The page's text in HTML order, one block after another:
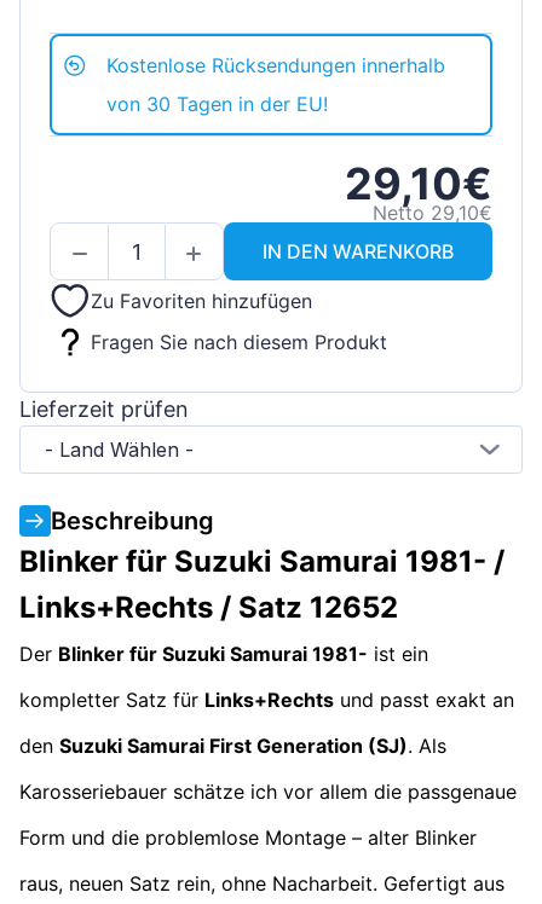
Kostenlose Rücksendungen innerhalb
von 30 Tagen in der EU!
29,10€
Netto 29,10€
IN DEN WARENKORB
Zu Favoriten hinzufügen
Fragen Sie nach diesem Produkt
Lieferzeit prüfen
- Land Wählen -
Beschreibung
Blinker für Suzuki Samurai 1981- /
Links+Rechts / Satz 12652
Der Blinker für Suzuki Samurai 1981- ist ein
kompletter Satz für Links+Rechts und passt exakt an
den Suzuki Samurai First Generation (SJ). Als
Karosseriebauer schätze ich vor allem die passgenaue
Form und die problemlose Montage – alter Blinker
raus, neuen Satz rein, ohne Nacharbeit. Gefertigt aus